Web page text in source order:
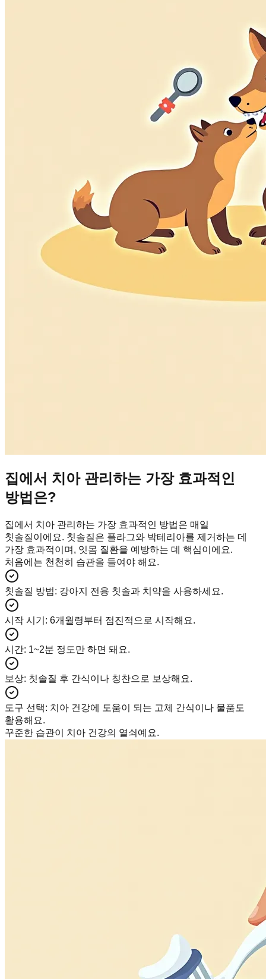
집에서 치아 관리하는 가장 효과적인
방법은?
집에서 치아 관리하는 가장 효과적인 방법은 매일
칫솔질이에요. 칫솔질은 플라그와 박테리아를 제거하는 데
가장 효과적이며, 잇몸 질환을 예방하는 데 핵심이에요.
처음에는 천천히 습관을 들여야 해요.
칫솔질 방법: 강아지 전용 칫솔과 치약을 사용하세요.
시작 시기 : 6개월령부터 점진적으로 시작해요.
시간: 1~2분 정도만 하면 돼요.
보상: 칫솔질 후 간식이나 칭찬으로 보상해요.
도구 선택: 치아 건강에 도움이 되는 고체 간식이나 물품도
활용해요.
꾸준한 습관이 치아 건강의 열쇠예요.